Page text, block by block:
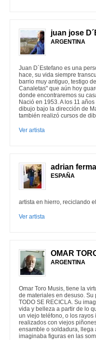
juan jose
ARGENTINA
Juan D´Estefano es una
hace, su vida siempre
barrio muy antiguo, testigo
Canaletas" que aún hoy
donde encontraremos su
Nació en 1953. A los 11
dibujo bajo la dirección de
también realizó cursos de
Ver artista
adrian
ESPAÑA
artista en hierro, reciclando
Ver artista
OMAR
ARGENTINA
Omar Toro Musis, tiene la
de materiales en desuso. Su
TODO SE RECICLA. Su
vida y belleza a partir de lo
un viejo teléfono, o los
realizados con viejos
ensamble o soldadura, llega
imaginaba figuras en las